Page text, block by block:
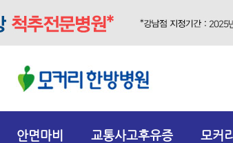
안면마비 교통사고후유증 모커